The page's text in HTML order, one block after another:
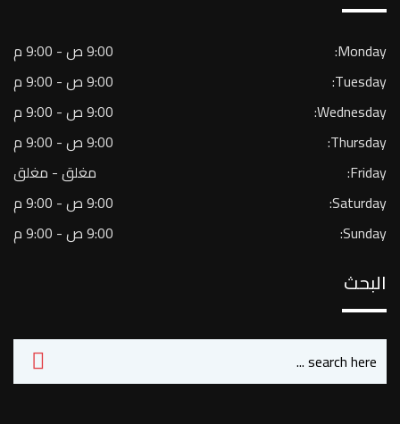
Monday:
9:00 ص - 9:00 م
Tuesday:
9:00 ص - 9:00 م
Wednesday:
9:00 ص - 9:00 م
Thursday:
9:00 ص - 9:00 م
Friday:
مغلق - مغلق
Saturday:
9:00 ص - 9:00 م
Sunday:
9:00 ص - 9:00 م
البحث